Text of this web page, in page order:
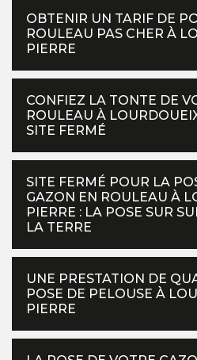
OBTENIR UN TARIF DE
ROULEAU PAS CHER À
PIERRE
CONFIEZ LA TONTE DE
ROULEAU À
SITE FERMÉ
SITE FERMÉ POUR LA
GAZON EN ROULEAU À
PIERRE : LA POSE SUR
LA TERRE
UNE PRESTATION DE
POSE DE PELOUSE À
PIERRE